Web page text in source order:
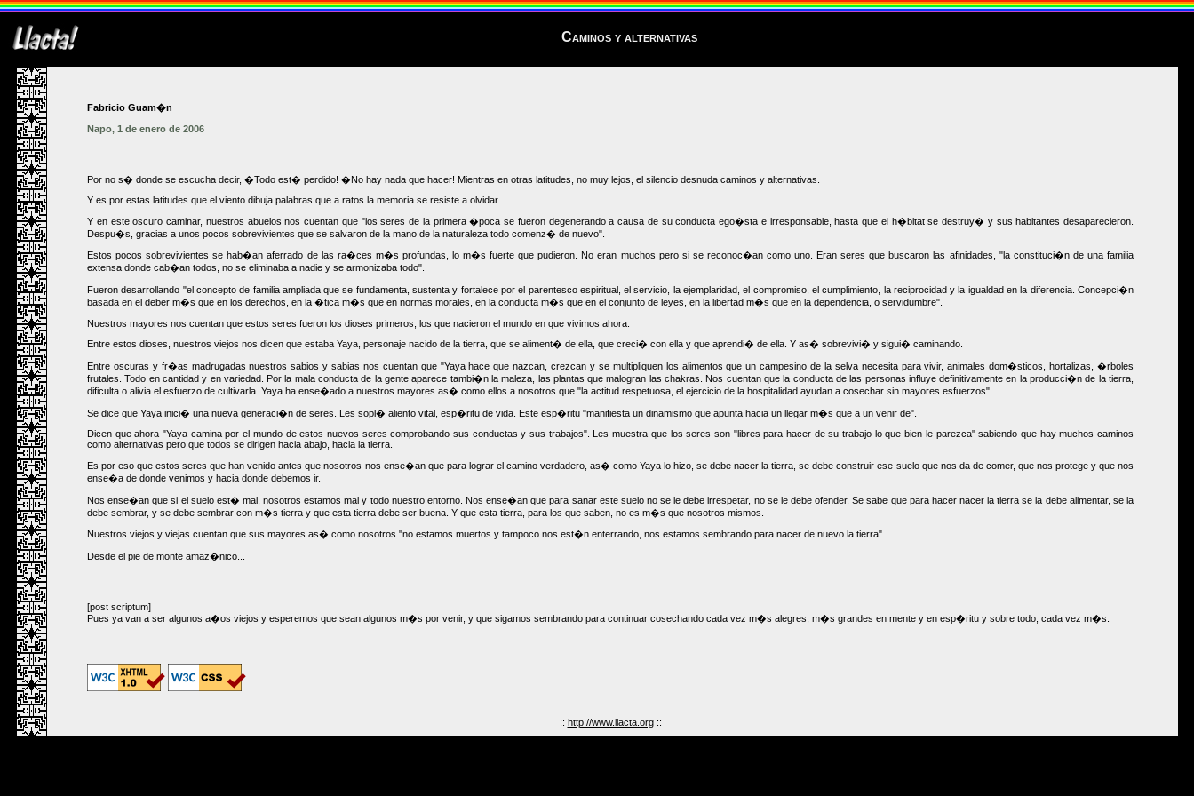
Caminos y alternativas
Fabricio Guam�n
Napo, 1 de enero de 2006
Por no s� donde se escucha decir, �Todo est� perdido! �No hay nada que hacer! Mientras en otras latitudes, no muy lejos, el silencio desnuda caminos y alternativas.
Y es por estas latitudes que el viento dibuja palabras que a ratos la memoria se resiste a olvidar.
Y en este oscuro caminar, nuestros abuelos nos cuentan que "los seres de la primera �poca se fueron degenerando a causa de su conducta ego�sta e irresponsable, hasta que el h�bitat se destruy� y sus habitantes desaparecieron.
Despu�s, gracias a unos pocos sobrevivientes que se salvaron de la mano de la naturaleza todo comenz� de nuevo".
Estos pocos sobrevivientes se hab�an aferrado de las ra�ces m�s profundas, lo m�s fuerte que pudieron. No eran muchos pero si se reconoc�an como uno. Eran seres que buscaron las afinidades, "la constituci�n de una familia
extensa donde cab�an todos, no se eliminaba a nadie y se armonizaba todo".
Fueron desarrollando "el concepto de familia ampliada que se fundamenta, sustenta y fortalece por el parentesco espiritual, el servicio, la ejemplaridad, el compromiso, el cumplimiento, la reciprocidad y la igualdad en la diferencia. Concepci�n
basada en el deber m�s que en los derechos, en la �tica m�s que en normas morales, en la conducta m�s que en el conjunto de leyes, en la libertad m�s que en la dependencia, o servidumbre".
Nuestros mayores nos cuentan que estos seres fueron los dioses primeros, los que nacieron el mundo en que vivimos ahora.
Entre estos dioses, nuestros viejos nos dicen que estaba Yaya, personaje nacido de la tierra, que se aliment� de ella, que creci� con ella y que aprendi� de ella. Y as� sobrevivi� y sigui� caminando.
Entre oscuras y fr�as madrugadas nuestros sabios y sabias nos cuentan que "Yaya hace que nazcan, crezcan y se multipliquen los alimentos que un campesino de la selva necesita para vivir, animales dom�sticos, hortalizas, �rboles
frutales. Todo en cantidad y en variedad. Por la mala conducta de la gente aparece tambi�n la maleza, las plantas que malogran las chakras. Nos cuentan que la conducta de las personas influye definitivamente en la producci�n de la tierra,
dificulta o alivia el esfuerzo de cultivarla. Yaya ha ense�ado a nuestros mayores as� como ellos a nosotros que "la actitud respetuosa, el ejercicio de la hospitalidad ayudan a cosechar sin mayores esfuerzos".
Se dice que Yaya inici� una nueva generaci�n de seres. Les sopl� aliento vital, esp�ritu de vida. Este esp�ritu "manifiesta un dinamismo que apunta hacia un llegar m�s que a un venir de".
Dicen que ahora "Yaya camina por el mundo de estos nuevos seres comprobando sus conductas y sus trabajos". Les muestra que los seres son "libres para hacer de su trabajo lo que bien le parezca" sabiendo que hay muchos caminos
como alternativas pero que todos se dirigen hacia abajo, hacia la tierra.
Es por eso que estos seres que han venido antes que nosotros nos ense�an que para lograr el camino verdadero, as� como Yaya lo hizo, se debe nacer la tierra, se debe construir ese suelo que nos da de comer, que nos protege y que nos
ense�a de donde venimos y hacia donde debemos ir.
Nos ense�an que si el suelo est� mal, nosotros estamos mal y todo nuestro entorno. Nos ense�an que para sanar este suelo no se le debe irrespetar, no se le debe ofender. Se sabe que para hacer nacer la tierra se la debe alimentar, se la
debe sembrar, y se debe sembrar con m�s tierra y que esta tierra debe ser buena. Y que esta tierra, para los que saben, no es m�s que nosotros mismos.
Nuestros viejos y viejas cuentan que sus mayores as� como nosotros "no estamos muertos y tampoco nos est�n enterrando, nos estamos sembrando para nacer de nuevo la tierra".
Desde el pie de monte amaz�nico...
[post scriptum]
Pues ya van a ser algunos a�os viejos y esperemos que sean algunos m�s por venir, y que sigamos sembrando para continuar cosechando cada vez m�s alegres, m�s grandes en mente y en esp�ritu y sobre todo, cada vez m�s.
:: http://www.llacta.org::